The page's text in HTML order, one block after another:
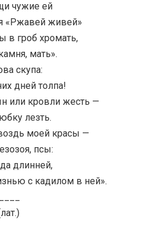
чужие ей
«Ржавей живей»
в гроб хромать,
мать».
скупа:
дней толпа!
или кровли жесть —
лезть.
моей красы —
псы:
длинней,
с кадилом в ней».